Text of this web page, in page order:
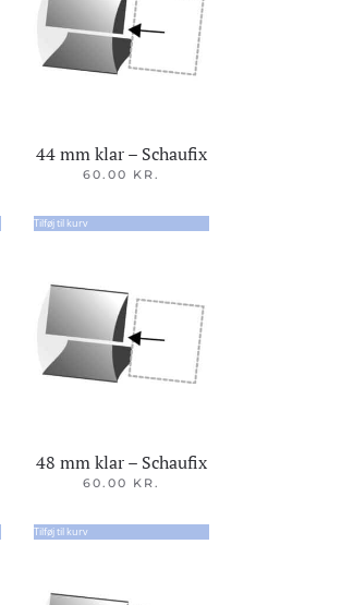
44 mm klar – Schaufix
60.00 KR.
Tilføj til kurv
48 mm klar – Schaufix
60.00 KR.
Tilføj til kurv